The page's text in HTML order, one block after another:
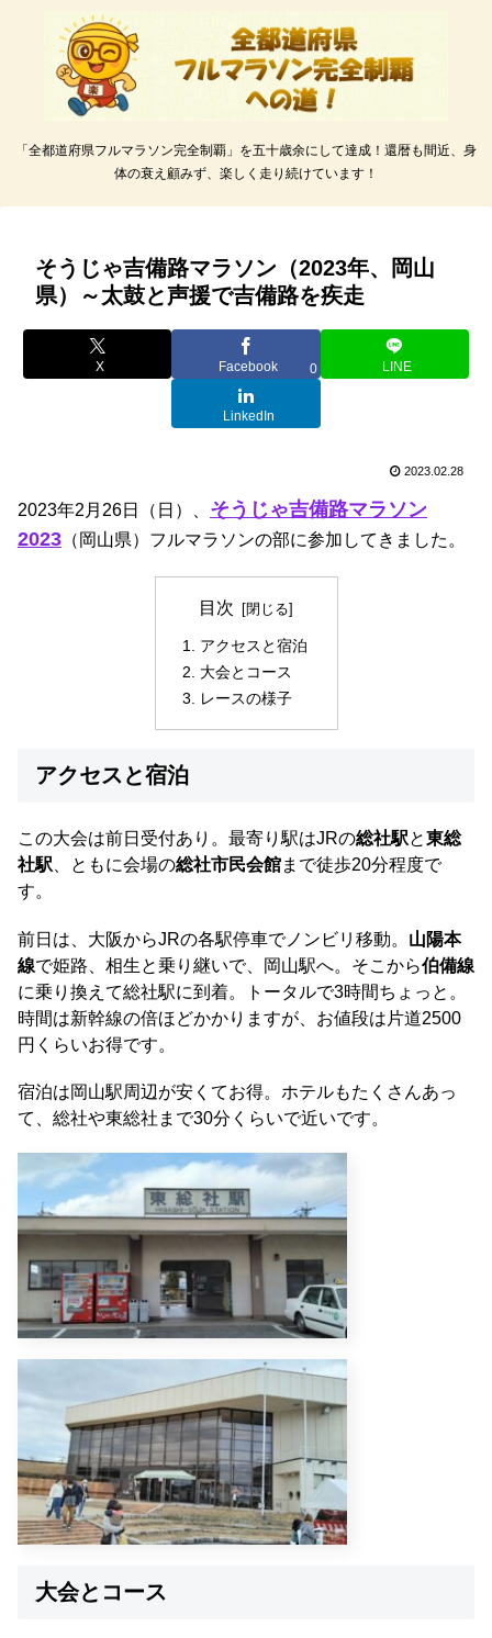
「全都道府県フルマラソン完全制覇」を五十歳余にして達成！還暦も間近、身
体の衰え顧みず、楽しく走り続けています！
そうじゃ吉備路マラソン（2023年、岡山
県）～太鼓と声援で吉備路を疾走
X Facebook 0 LINE
LinkedIn
2023.02.28
2023年2月26日（日）、 そうじゃ吉備路マラソン
2023 （岡山県）フルマラソンの部に参加してきました。
目次
アクセスと宿泊
大会とコース
レースの様子
アクセスと宿泊
この大会は前日受付あり。最寄り駅はJRの総社駅と東総
社駅、ともに会場の総社市民会館まで徒歩20分程度で
す。
前日は、大阪からJRの各駅停車でノンビリ移動。 山陽本
線で姫路、相生と乗り継いで、岡山駅へ。そこから伯備線
に乗り換えて総社駅に到着。トータルで3時間ちょっと。
時間は新幹線の倍ほどかかりますが、お値段は片道2500
円くらいお得です。
宿泊は岡山駅周辺が安くてお得。ホテルもたくさんあっ
て、総社や東総社まで30分くらいで近いです。
大会とコース